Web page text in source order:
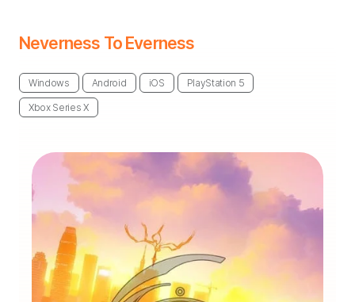
Neverness To Everness
Windows Android iOS PlayStation 5
Xbox Series X